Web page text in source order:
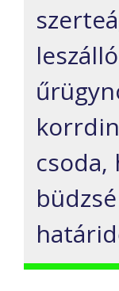
csoda,